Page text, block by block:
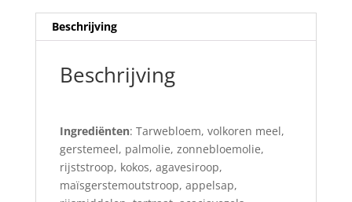
Beschrijving
Beschrijving
Ingrediënten: Tarwebloem, volkoren meel,
gerstemeel, palmolie, zonnebloemolie,
rijststroop, kokos, agavesiroop,
maïsgerstemoutstroop, appelsap,